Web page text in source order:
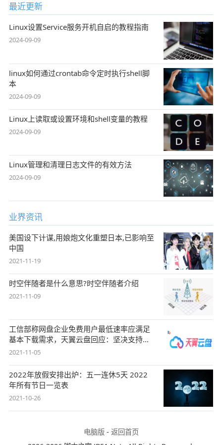
最近更新
Linux设置Service服务开机自启的教程指南
2024-09-09
linux如何通过crontab命令定时执行shell脚
本
2024-09-09
Linux上读取或设置环境和shell变量的教程
2024-09-09
Linux管理和清理日志文件的有效方法
2024-09-09
业界资讯
美国设下计谋,用娘炮文化重塑日本,已影响至
中国
2021-11-19
时空伴随者是什么意思?时空伴随者介绍
2021-11-09
工信部称网盘企业免费用户最低速率应满足
基本下载需求，天翼云盘回应：坚决支持，
始终
2021-11-05
2022年放假安排出炉：五一连休5天 2022
年所有节日一览表
2021-10-26
电脑版- 返回首页